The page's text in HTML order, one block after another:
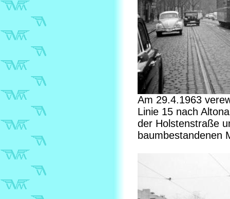
Am 29.4.1963
Linie 15 nach
der Holstenstraße
baumbestandenen